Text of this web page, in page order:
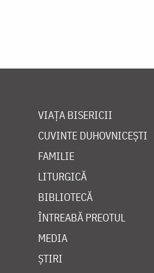
VIAȚA BISERICII
CUVINTE DUHOVNICEȘTI
FAMILIE
LITURGICĂ
BIBLIOTECĂ
ÎNTREABĂ PREOTUL
MEDIA
ȘTIRI